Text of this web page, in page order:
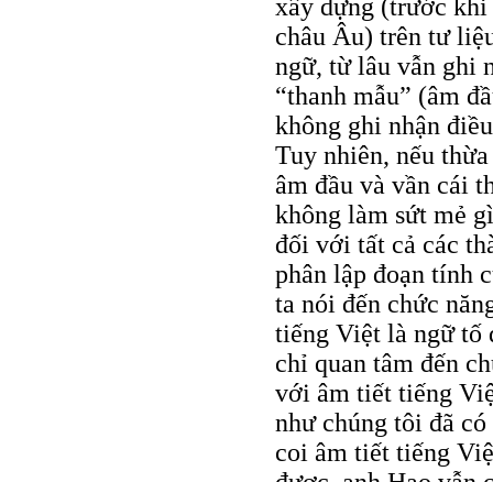
xây dựng (trước khi
châu Âu) trên tư
ngữ, từ lâu vẫn ghi
“thanh mẫu” (âm
không ghi nhận
Tuy nhiên, nếu
âm đầu và vần cái
không làm sứt mẻ
đối với tất cả các
phân lập đoạn tính
ta nói đến chức
tiếng Việt là ngữ tố
chỉ quan tâm đến
với âm tiết tiếng
như chúng tôi đã
coi âm tiết tiếng